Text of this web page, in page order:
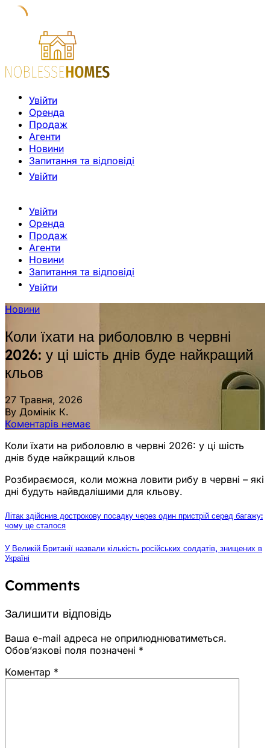
Увійти
Оренда
Продаж
Агенти
Новини
Запитання та відповіді
Увійти
Увійти
Оренда
Продаж
Агенти
Новини
Запитання та відповіді
Увійти
Новини
Коли їхати на риболовлю в червні
2026: у ці шість днів буде найкращий
кльов
27 Травня, 2026
By Домінік К.
Коментарів немає
Коли їхати на риболовлю в червні 2026: у ці шість
днів буде найкращий кльов
Розбираємося, коли можна ловити рибу в червні – які
дні будуть найвдалішими для кльову.
Літак здійснив дострокову посадку через один пристрій серед багажу:
чому це сталося
У Великій Британії назвали кількість російських солдатів, знищених в
Україні
Comments
Залишити відповідь
Ваша e-mail адреса не оприлюднюватиметься.
Обов’язкові поля позначені *
Коментар *